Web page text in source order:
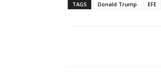
TAGS Donald Trump EFE